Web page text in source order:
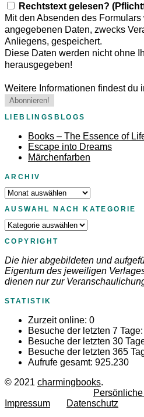
Rechtstext gelesen?
Mit den Absenden des
angegebenen Daten, zwecks
Anliegens, gespeichert.
Diese Daten werden nicht ohne
herausgegeben!
Weitere Informationen findest du
LIEBLINGSBLOGS
Books – The Essence of
Escape into Dreams
Märchenfarben
ARCHIV
Archiv
AUSWAHL NACH KATEGORIE
Auswahl
Kategorie
COPYRIGHT
Die hier abgebildeten und
Eigentum des jeweiligen
dienen nur zur
STATISTIK
Zurzeit online: 0
Besuche der letzten 7 Tage:
Besuche der letzten 30
Besuche der letzten 365
Aufrufe gesamt: 925.230
© 2021 charmingbooks
Impressum
Datenschutz